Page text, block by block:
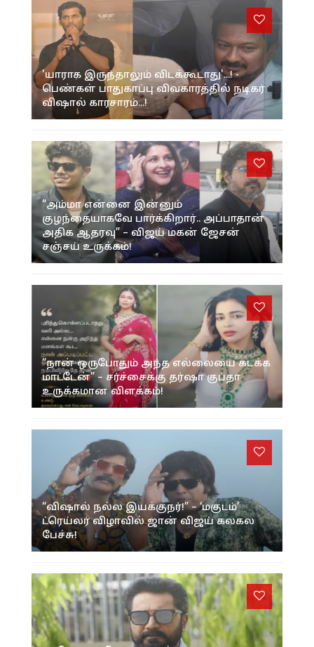
'யாராக இருந்தாலும் விடக்கூடாது'...! -
பெண்கள் பாதுகாப்பு விவகாரத்தில் நடிகர்
விஷால் காரசாரம்...!
“அம்மா என்னை இன்னும்
குழந்தையாகவே பார்க்கிறார்.. அப்பாதான்
அதிக ஆதரவு” – விஜய் மகன் ஜேசன்
சஞ்சய் உருக்கம்!
“நான் ஒருபோதும் அந்த எல்லையை கடக்க
மாட்டேன்” – சர்ச்சைக்கு தர்ஷா குப்தா
உருக்கமான விளக்கம்!
“விஷால் நல்ல இயக்குநர்!” – ‘மகுடம்’
ட்ரெய்லர் விழாவில் ஜான் விஜய் கலகல
பேச்சு!